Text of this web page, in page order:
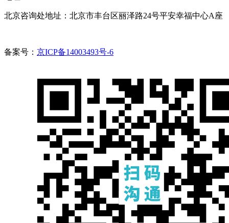
北京咨询处地址：北京市丰台区丽泽路24号平安幸福中心A座
备案号： 京ICP备14003493号-6